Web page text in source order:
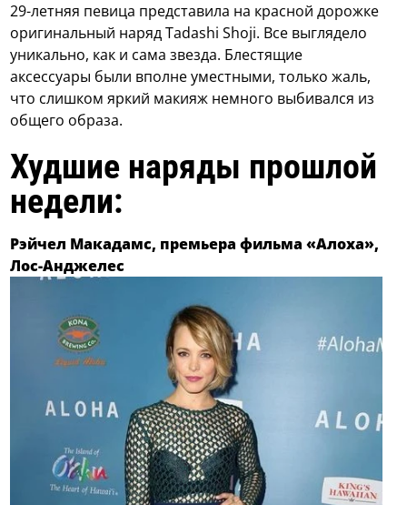
29-летняя певица представила на красной дорожке
оригинальный наряд Tadashi Shoji. Все выглядело
уникально, как и сама звезда. Блестящие
аксессуары были вполне уместными, только жаль,
что слишком яркий макияж немного выбивался из
общего образа.
Худшие наряды прошлой
недели:
Рэйчел Макадамс, премьера фильма «Алоха»,
Лос-Анджелес